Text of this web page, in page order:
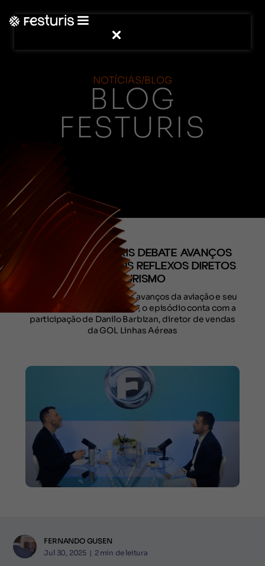
NOTÍCIAS/BLOG
BLOG
FESTURIS
(CONTEÚDO)
PODCAST FESTURIS DEBATE AVANÇOS
DA AVIAÇÃO E SEUS REFLEXOS DIRETOS
NO TURISMO
Intitulado “Voando alto: os avanços da aviação e seu
impacto direto no turismo”, o episódio conta com a
participação de Danilo Barbizan, diretor de vendas
da GOL Linhas Aéreas
FERNANDO GUSEN
Jul 30, 2025 | 2 min de leitura